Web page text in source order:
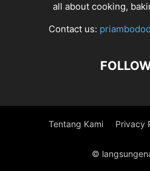
all about cooking,
Contact us:
Tentang Kami Privacy
©